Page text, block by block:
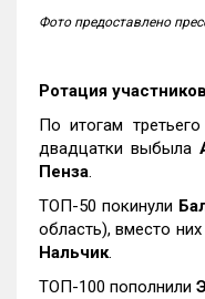
Фото предоставлено
Ротация участников
По итогам
двадцатки выбыла
Пенза.
ТОП-50 покинули
область), вместо
Нальчик.
ТОП-100 пополнили